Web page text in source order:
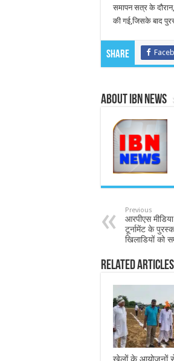
समापन सत्र के
की गई,जिसके बाद
Share
About IBN NEWS
Previous
आरपीएस
टूर्नामेंट के
खिलाडियों को
Related Articles